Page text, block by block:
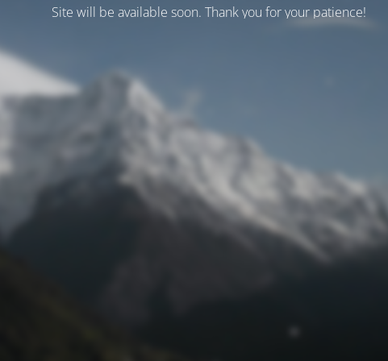
Site will be available soon. Thank you for your patience!